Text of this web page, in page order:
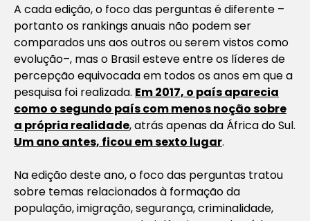
A cada edição, o foco das perguntas é diferente –
portanto os rankings anuais não podem ser
comparados uns aos outros ou serem vistos como
evolução–, mas o Brasil esteve entre os líderes de
percepção equivocada em todos os anos em que a
pesquisa foi realizada. Em 2017, o país aparecia
como o segundo país com menos noção sobre
a própria realidade, atrás apenas da África do Sul.
Um ano antes, ficou em sexto lugar.
Na edição deste ano, o foco das perguntas tratou
sobre temas relacionados à formação da
população, imigração, segurança, criminalidade,